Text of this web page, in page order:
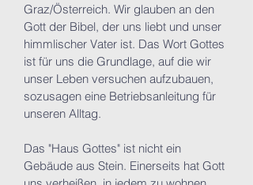
Graz/Österreich. Wir glauben an den
Gott der Bibel, der uns liebt und unser
himmlischer Vater ist. Das Wort Gottes
ist für uns die Grundlage, auf die wir
unser Leben versuchen aufzubauen,
sozusagen eine Betriebsanleitung für
unseren Alltag.
Das "Haus Gottes" ist nicht ein
Gebäude aus Stein. Einerseits hat Gott